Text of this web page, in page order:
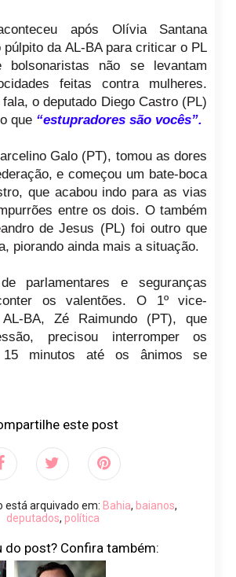
após Olívia Santana
púlpito da AL-BA para criticar o PL
bolsonaristas não se levantam
feitas contra mulheres.
fala, o deputado Diego Castro (PL)
que “estupradores são vocês”.
Galo (PT), tomou as dores
e começou um bate-boca
que acabou indo para as vias
entre os dois. O também
de Jesus (PL) foi outro que
piorando ainda mais a situação.
parlamentares e seguranças
os valentões. O 1º vice-
BA, Zé Raimundo (PT), que
precisou interromper os
15 minutos até os ânimos se
este post
está arquivado em: Bahia, baianos,
deputados, política
do post? Confira também: